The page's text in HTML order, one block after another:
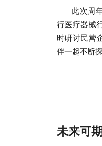
此次周
行医疗器械
时研讨民营
伴一起不断
未来可